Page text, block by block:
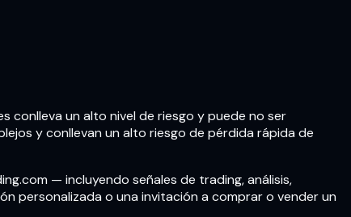
conlleva un alto nivel de riesgo y puede no ser
y conllevan un alto riesgo de pérdida rápida de
— incluyendo señales de trading, análisis,
personalizada o una invitación a comprar o vender un